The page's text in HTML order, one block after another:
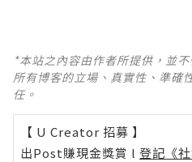
*本站之內容由作者所提供，並
所有博客的立場、真實性、準確
任。
【 U Creator 招募 】
出Post賺現金獎賞 l 登記《